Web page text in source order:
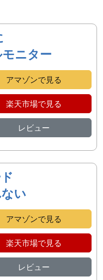
ニター
アマゾンで見る
楽天市場で見る
レビュー
い
アマゾンで見る
楽天市場で見る
レビュー